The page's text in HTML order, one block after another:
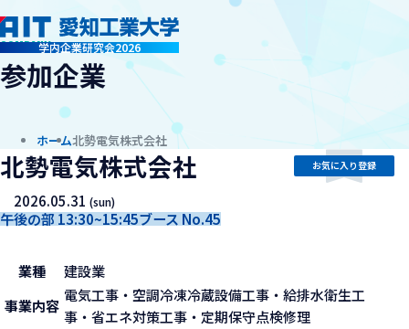
学内企業研究会2026
company
参加企業
ホーム北勢電気株式会社
北勢電気株式会社
2026.05.31(sun)
午後の部 13:30~15:45ブース No.45
お気に入り登録
業種
建設業
事業内容
電気工事・空調冷凍冷蔵設備工事・給排水衛生工
事・省エネ対策工事・定期保守点検修理